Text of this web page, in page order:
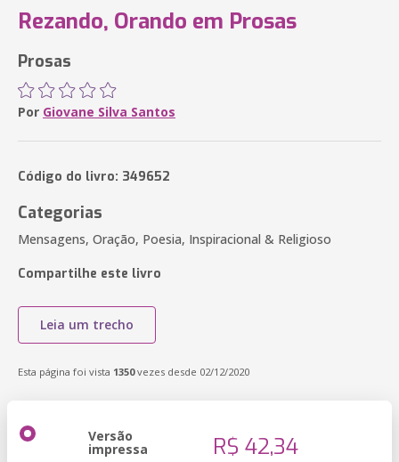
Rezando, Orando em Prosas
Prosas
Por Giovane Silva Santos
Código do livro: 349652
Categorias
Mensagens, Oração, Poesia, Inspiracional & Religioso
Compartilhe este livro
Leia um trecho
Esta página foi vista 1350vezes desde 02/12/2020
Versão
impressa R$ 42,34